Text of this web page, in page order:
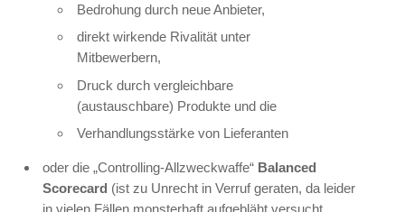
Bedrohung durch neue Anbieter,
direkt wirkende Rivalität unter
Mitbewerbern,
Druck durch vergleichbare
(austauschbare) Produkte und die
Verhandlungsstärke von Lieferanten
oder die „Controlling-Allzweckwaffe“ Balanced
Scorecard (ist zu Unrecht in Verruf geraten, da leider